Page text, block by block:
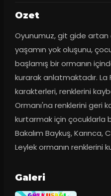
Ozet
Oyunumuz, git gide artan
yaşamın yok oluşunu,
başlamış bir ormanın
kurarak anlatmaktadır. La
karakterleri, renklerini
Ormanı'na renklerini geri
kurtarmak için çocuklarla
Bakalım Baykuş, Karınca,
Leylek ormanın renklerini
Galeri